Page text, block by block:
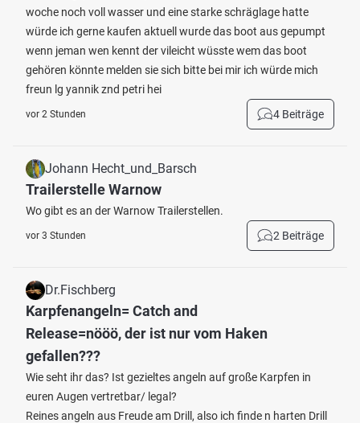
woche noch voll wasser und eine starke schräglage hatte
würde ich gerne kaufen aktuell wurde das boot aus gepumpt
wenn jeman wen kennt der vileicht wüsste wem das boot
gehören könnte melden sie sich bitte bei mir ich würde mich
freun lg yannik znd petri hei
vor 2 Stunden 4 Beiträge
Johann Hecht_und_Barsch
Trailerstelle Warnow
Wo gibt es an der Warnow Trailerstellen.
vor 3 Stunden 2 Beiträge
Dr.Fischberg
Karpfenangeln= Catch and
Release=nööö, der ist nur vom Haken
gefallen???
Wie seht ihr das? Ist gezieltes angeln auf große Karpfen in
euren Augen vertretbar/ legal?
Reines angeln aus Freude am Drill, also ich finde n harten Drill